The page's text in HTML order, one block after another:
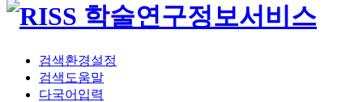
검색환경설정
검색도움말
다국어입력